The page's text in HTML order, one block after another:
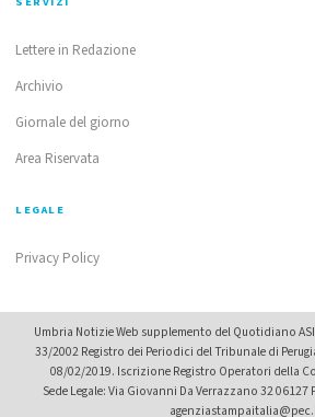
Lettere in Redazione
Archivio
Giornale del giorno
Area Riservata
LEGALE
Privacy Policy
Umbria Notizie Web supplemento del Quotidiano
33/2002 Registro dei Periodici del Tribunale di
08/02/2019. Iscrizione Registro Operatori della
Sede Legale: Via Giovanni Da Verrazzano 32